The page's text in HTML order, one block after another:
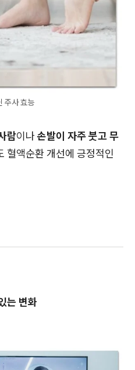
주사 효능
람이나손발이 자주 붓고 무
혈액순환 개선에 긍정적인
는 변화